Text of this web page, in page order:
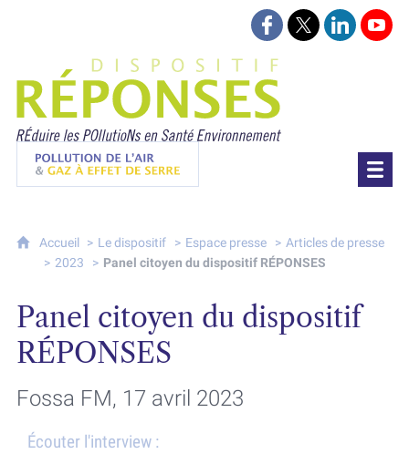
Pollution de l'air & gaz à effet de serre
Suivez-nous sur
Suivez-nous
Accueil Le dispositif Espace presse
Articles de presse
2023
Panel citoyen du dispositif RÉPONSES
Panel citoyen du dispositif
RÉPONSES
Fossa FM, 17 avril 2023
Écouter l'interview :